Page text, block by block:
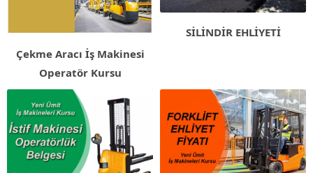
Çekme Aracı İş Makinesi
Operatör Kursu
SİLİNDİR EHLİYETİ